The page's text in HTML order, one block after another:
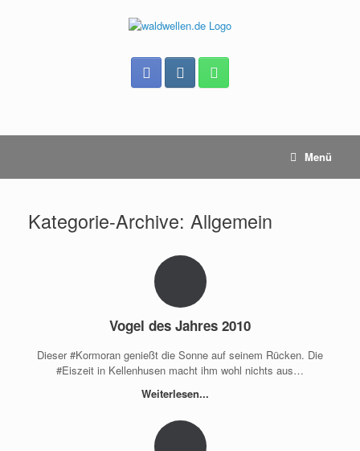
Menü
Kategorie-Archive: Allgemein
Vogel des Jahres 2010
Dieser #Kormoran genießt die Sonne auf seinem Rücken. Die
#Eiszeit in Kellenhusen macht ihm wohl nichts aus…
Weiterlesen...